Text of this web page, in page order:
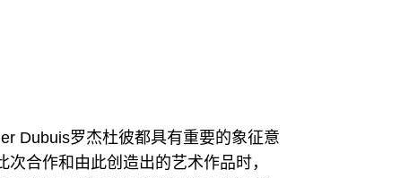
Dubuis罗杰杜彼都具有重要的象征意
合作和由此创造出的艺术作品时，